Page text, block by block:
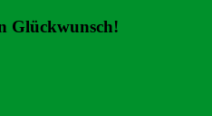
Glückwunsch!